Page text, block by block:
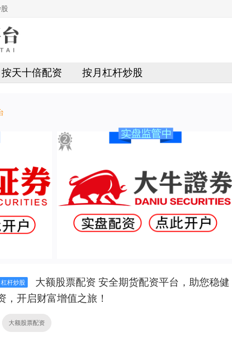
按天十倍配资 按月杠杆炒股
杆炒股
大额股票配资 安全期货配资平台，助您稳健
，开启财富增值之旅！
大额股票配资